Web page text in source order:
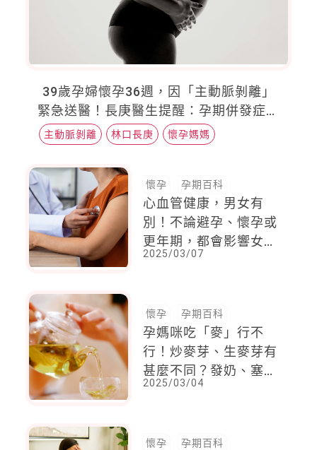
39歲孕婦懷孕36週，因「主動脈剝離」
緊急送醫！長庚醫生提醒：孕期併發症風
險，是未懷孕者近3倍
主動脈剝離 林口長庚 懷孕媽媽
懷孕 孕期百科
心血管健康，男女有
別！不論避孕、懷孕或
更年期，都會影響女性
心血管健康，懷孕女性
2025/03/07
懷孕 孕期百科
孕媽咪吃「麥」行不
行！炒麥芽、生麥芽有
甚麼不同？發奶、塞
奶、回奶食物一次看
2025/03/04
懷孕 孕期百科